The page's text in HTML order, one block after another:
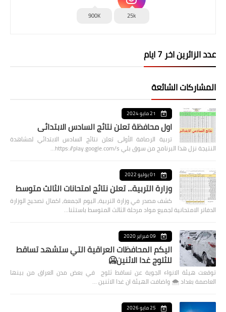
25k
900K
عدد الزائرين اخر 7 ايام
المشاركات الشائعة
21 مايو 2024
اول محافظة تعلن نتائج السادس الابتدائي
تربية الرصافة الأولى تعلن نتائج السادس الابتدائي لمشاهدة
النتيجة نزل هذا البرنامج من سوق بلي https://play.google.com/s…
01 يوليو 2022
وزارة التربية... تعلن نتائج امتحانات الثالث متوسط
كشف مصدر في وزارة التربية، اليوم الجمعة، اكمال تصحيح الوزارة
الدفاتر الامتحانية لجميع مواد مرحلة الثالث المتوسط باستثنا…
09 فبراير 2020
اليكم المحافظات العراقية التي ستشهد تساقط
للثلوج غدا الاثنين🥶
توقعت هيئة الانواء الجوية عن تساقط ثلوج في بعض مدن العراق من بينها
العاصمة بغداد ⁦🌨️⁩ واضافت الهيئة ان غدا الاثنين …
25 مايو 2026